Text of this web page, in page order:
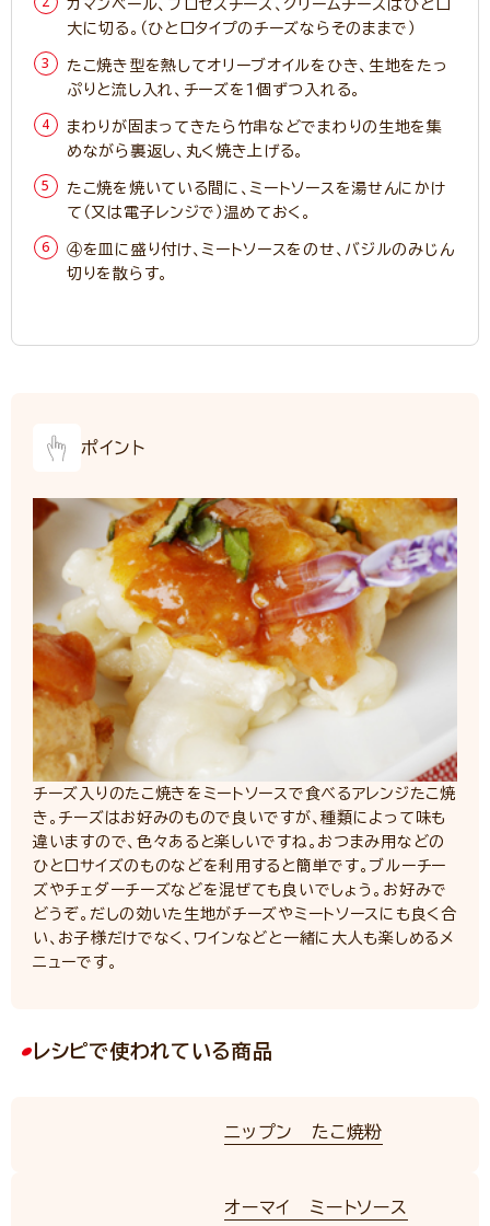
カマンベール、プロセスチーズ、クリームチーズはひと口
大に切る。（ひと口タイプのチーズならそのままで）
たこ焼き型を熱してオリーブオイルをひき、生地をたっ
ぷりと流し入れ、チーズを1個ずつ入れる。
まわりが固まってきたら竹串などでまわりの生地を集
めながら裏返し、丸く焼き上げる。
たこ焼を焼いている間に、ミートソースを湯せんにかけ
て（又は電子レンジで）温めておく。
④を皿に盛り付け、ミートソースをのせ、バジルのみじん
切りを散らす。
ポイント
チーズ入りのたこ焼きをミートソースで食べるアレンジたこ焼
き。チーズはお好みのもので良いですが、種類によって味も
違いますので、色々あると楽しいですね。おつまみ用などの
ひと口サイズのものなどを利用すると簡単です。ブルーチー
ズやチェダーチーズなどを混ぜても良いでしょう。お好みで
どうぞ。だしの効いた生地がチーズやミートソースにも良く合
い、お子様だけでなく、ワインなどと一緒に大人も楽しめるメ
ニューです。
レシピで使われている商品
ニップン たこ焼粉
オーマイ ミートソース